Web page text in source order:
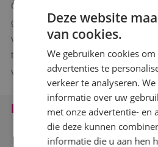
Om een ruimte of gebouw extra te
gekozen worden voor een
vingerafdruk toegangscontrole. Met
toegangscontrole zijn er diverse
verschillende prijsklassen.
Klant aan het woord
Deze website
van cookies.
We gebruiken cookies
advertenties te
verkeer te analyseren.
informatie over uw
met onze advertentie- en
die deze kunnen
informatie die u aan hen